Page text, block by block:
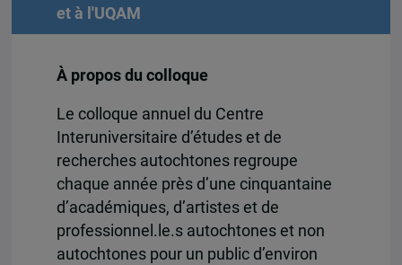
et à l'UQAM
À propos du colloque
Le colloque annuel du Centre
Interuniversitaire d’études et de
recherches autochtones regroupe
chaque année près d’une cinquantaine
d’académiques, d’artistes et de
professionnel.le.s autochtones et non
autochtones pour un public d’environ